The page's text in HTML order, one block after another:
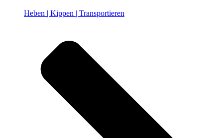
Heben | Kippen | Transportieren